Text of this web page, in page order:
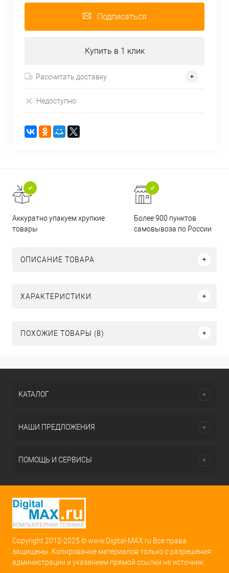
Подписаться
Купить в 1 клик
Рассчитать доставку
Недоступно
Аккуратно упакуем хрупкие
товары
Более 900 пунктов
самовывоза по России
ОПИСАНИЕ ТОВАРА
ХАРАКТЕРИСТИКИ
ПОХОЖИЕ ТОВАРЫ (8)
КАТАЛОГ
НАШИ ПРЕДЛОЖЕНИЯ
ПОМОЩЬ И СЕРВИСЫ
Copyright 2012-2025 © www.Digital-MAX.ru Все права
защищены. Копирование материалов только с разрешения
администрации и указанием прямой ссылки на источник.